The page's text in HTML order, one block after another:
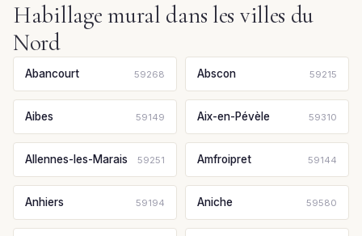
Habillage mural dans les villes du
Nord
Abancourt 59268 Abscon 59215
Aibes 59149 Aix-en-Pévèle 59310
Allennes-les-Marais 59251 Amfroipret 59144
Anhiers 59194 Aniche 59580